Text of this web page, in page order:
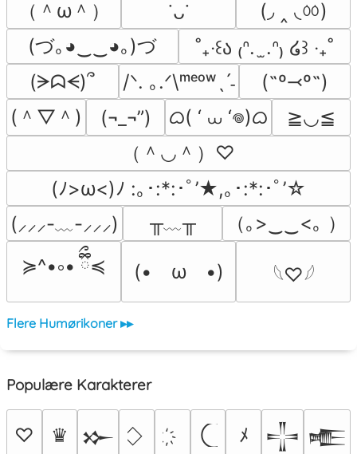
（＾ω＾） ˙ᴗ˙
(◞ ‸ ◟ㆀ)
(づ｡◕‿‿◕｡)づ
˚₊‧꒰ა ₍ᐢ.  ̫.ᐢ₎ ໒꒱ ‧₊˚
(ᗒᗣᗕ)՞
/ᐠ. ｡.ᐟ\ᵐᵉᵒʷˎˊ˗
(˶º⤙º˶)
(＾▽＾)
(¬_¬”) ᜊ( ‘ ⩊ ‘𖦹)ᜊ
≧◡≦
（＾◡＾）♡
(ﾉ>ω<)ﾉ :｡･:*:･ﾟ’★,｡･:*:･ﾟ’☆
(⸝⸝⸝-﹏-⸝⸝⸝)
╥﹏╥
（｡>‿‿<｡ ）
≽^•༚• ྀིྀ≼
(•　ω　•) 𓆩♡𓆪
Flere Humørikoner ▸▸
Populære Karakterer
♡ ♛ 𒁍 ﾒ 𒋲 𒍫